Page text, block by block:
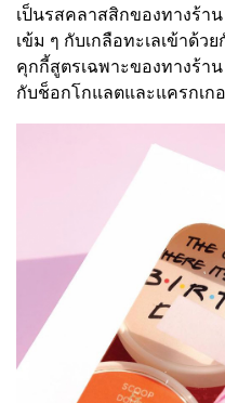
เป็นรสคลาสสิกของทางร้า
เข้ม ๆ กับเกลือทะเลเข้าด้ว
คุกกี้สูตรเฉพาะของทางร้า
กับช็อกโกแลตและแครกเก